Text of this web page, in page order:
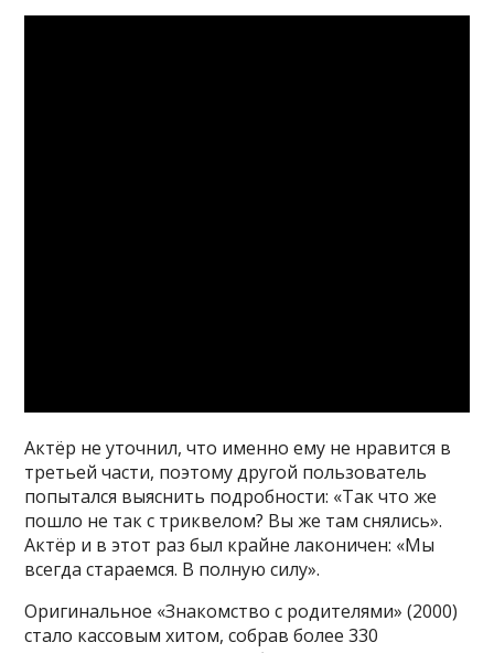
Актёр не уточнил, что именно ему не нравится в
третьей части, поэтому другой пользователь
попытался выяснить подробности: «Так что же
пошло не так с триквелом? Вы же там снялись».
Актёр и в этот раз был крайне лаконичен: «Мы
всегда стараемся. В полную силу».
Оригинальное «Знакомство с родителями» (2000)
стало кассовым хитом, собрав более 330